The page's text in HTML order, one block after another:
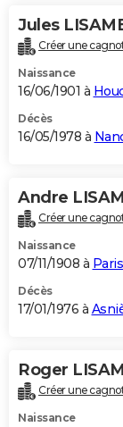
Jules
Créer une
Naissance
16/06/1901 à
Décès
16/05/1978 à
Andre
Créer une
Naissance
07/11/1908 à Paris
Décès
17/01/1976 à
Roger
Créer une
Naissance